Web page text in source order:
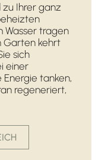
zu Ihrer ganz
Wasser tragen
Garten kehrt
sich
einer
Energie tanken,
regeneriert,